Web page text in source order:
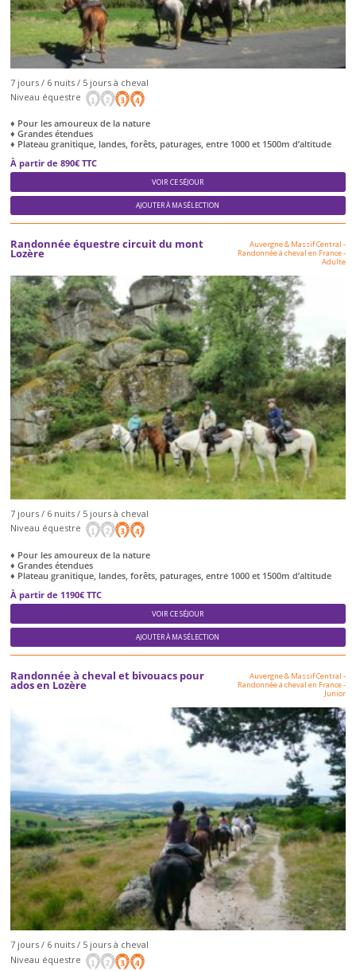
7 jours / 6 nuits / 5 jours à cheval
Niveau équestre
♦ Pour les amoureux de la nature
♦ Grandes étendues
♦ Plateau granitique, landes, forêts, paturages, entre 1000 et 1500m d’altitude
À partir de 890€ TTC
VOIR CE SÉJOUR
AJOUTER À MA SÉLECTION
Randonnée équestre circuit du mont
Lozère
Auvergne & Massif Central -
Randonnée à cheval en France-
Adulte
7 jours / 6 nuits / 5 jours à cheval
Niveau équestre
♦ Pour les amoureux de la nature
♦ Grandes étendues
♦ Plateau granitique, landes, forêts, paturages, entre 1000 et 1500m d’altitude
À partir de 1190€ TTC
VOIR CE SÉJOUR
AJOUTER À MA SÉLECTION
Randonnée à cheval et bivouacs pour
ados en Lozère
Auvergne & Massif Central -
Randonnée à cheval en France-
Junior
7 jours / 6 nuits / 5 jours à cheval
Niveau équestre